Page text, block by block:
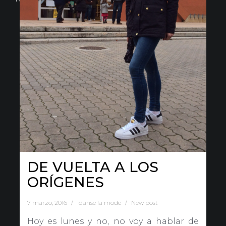
DE VUELTA A LOS
ORÍGENES
7 marzo, 2016 danse la mode New post
Hoy es lunes y no, no voy a hablar de